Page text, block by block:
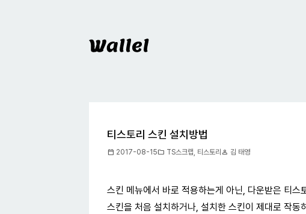
Wallel
티스토리 스킨 설치방법
calendar_today 2017-08-15folder TS스크랩 티스토리 person 김 태영
스킨 메뉴에서 바로 적용하는게 아닌, 다운받은 티스
스킨을 처음 설치하거나, 설치한 스킨이 제대로 작